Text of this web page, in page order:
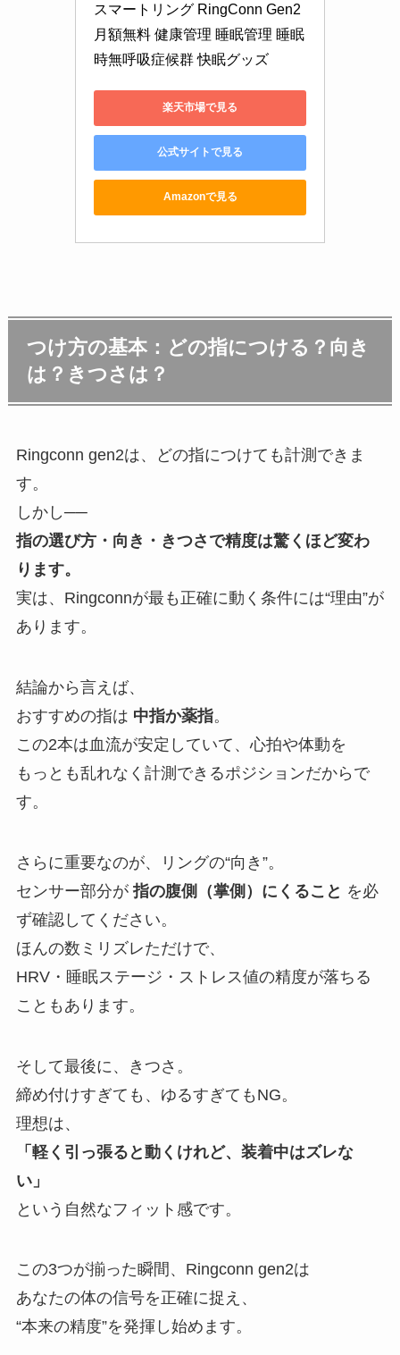
スマートリング RingConn Gen2
月額無料 健康管理 睡眠管理 睡眠
時無呼吸症候群 快眠グッズ
楽天市場で見る
公式サイトで見る
Amazonで見る
つけ方の基本：どの指につける？向き
は？きつさは？
Ringconn gen2は、どの指につけても計測できま
す。
しかし──
指の選び方・向き・きつさで精度は驚くほど変わ
ります。
実は、Ringconnが最も正確に動く条件には“理由”が
あります。
結論から言えば、
おすすめの指は 中指か薬指。
この2本は血流が安定していて、心拍や体動を
もっとも乱れなく計測できるポジションだからで
す。
さらに重要なのが、リングの“向き”。
センサー部分が 指の腹側（掌側）にくること を必
ず確認してください。
ほんの数ミリズレただけで、
HRV・睡眠ステージ・ストレス値の精度が落ちる
こともあります。
そして最後に、きつさ。
締め付けすぎても、ゆるすぎてもNG。
理想は、
「軽く引っ張ると動くけれど、装着中はズレな
い」
という自然なフィット感です。
この3つが揃った瞬間、Ringconn gen2は
あなたの体の信号を正確に捉え、
“本来の精度”を発揮し始めます。